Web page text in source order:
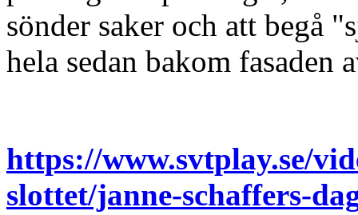
sönder saker och att begå
hela sedan bakom
https://www.svtplay.se/
slottet/janne-schaffers-